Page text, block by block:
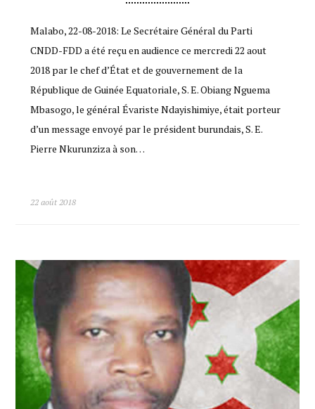
Malabo, 22-08-2018: Le Secrétaire Général du Parti
CNDD-FDD a été reçu en audience ce mercredi 22 aout
2018 par le chef d’État et de gouvernement de la
République de Guinée Equatoriale, S. E. Obiang Nguema
Mbasogo, le général Évariste Ndayishimiye, était porteur
d’un message envoyé par le président burundais, S. E.
Pierre Nkurunziza à son…
22 août 2018